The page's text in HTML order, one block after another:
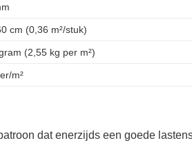
cm (0,36 m²/stuk)
(2,55 kg per m²)
m²
dat enerzijds een goede